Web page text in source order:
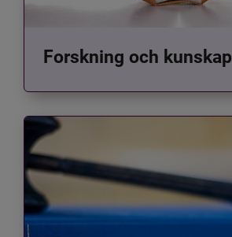
Forskning och kunskap